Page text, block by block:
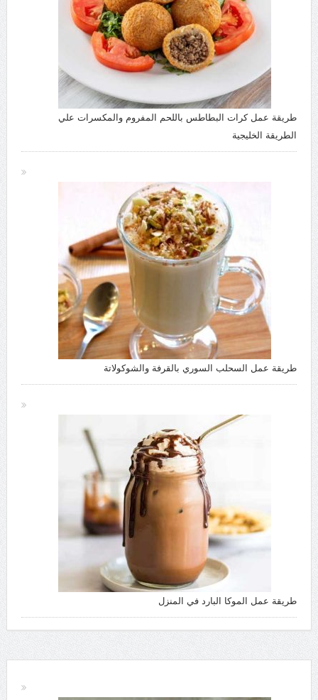
طريقة عمل كرات البطاطس باللحم المفروم والمكسرات علي
الطريقة الخليجية
طريقة عمل السحلب السوري بالقرفة والشوكولاتة
طريقة عمل الموكا البارد في المنزل